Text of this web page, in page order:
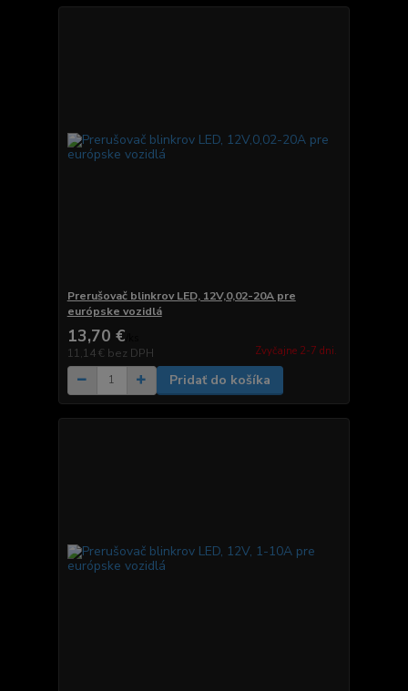
Prerušovač blinkrov LED, 12V,0,02-20A pre
európske vozidlá
13,70 €
11,14 € bez DPH Zvyčajne 2-7 dni.
Pridať do košíka